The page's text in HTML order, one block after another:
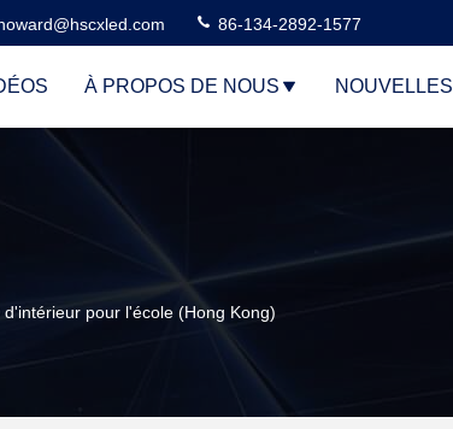
86-134-2892-1577
À PROPOS DE NOUS NOUVELLES
pour l'école (Hong Kong)